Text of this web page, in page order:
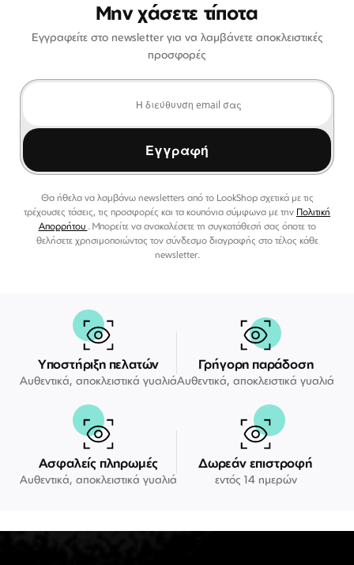
Μην χάσετε τίποτα
Εγγραφείτε στο newsletter για να λαμβάνετε αποκλειστικές
προσφορές
Εγγραφή
Θα ήθελα να λαμβάνω newsletters από το LookShop σχετικά με τις
τρέχουσες τάσεις, τις προσφορές και τα κουπόνια σύμφωνα με την Πολιτική
Απορρήτου . Μπορείτε να ανακαλέσετε τη συγκατάθεσή σας όποτε το
θελήσετε χρησιμοποιώντας τον σύνδεσμο διαγραφής στο τέλος κάθε
newsletter.
Υποστήριξη πελατών
Αυθεντικά, αποκλειστικά γυαλιά
Γρήγορη παράδοση
Αυθεντικά, αποκλειστικά γυαλιά
Ασφαλείς πληρωμές
Αυθεντικά, αποκλειστικά γυαλιά
Δωρεάν επιστροφή
εντός 14 ημερών